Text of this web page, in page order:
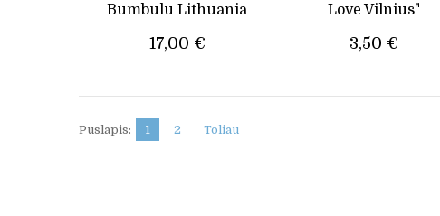
Bumbulu Lithuania
17,00 €
Love Vilnius"
3,50 €
Puslapis: 1 2 Toliau